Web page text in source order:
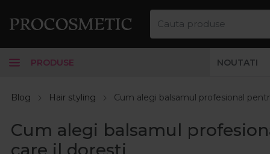
PRODUSE NOUTATI
Blog Hair styling Cum alegi balsamul profesional
Cum alegi balsamul
care il doresti